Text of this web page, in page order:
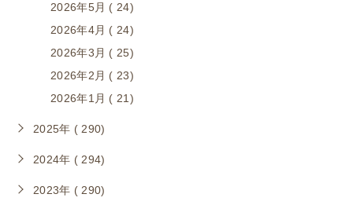
2026年5月 ( 24)
2026年4月 ( 24)
2026年3月 ( 25)
2026年2月 ( 23)
2026年1月 ( 21)
2025年 ( 290)
2024年 ( 294)
2023年 ( 290)